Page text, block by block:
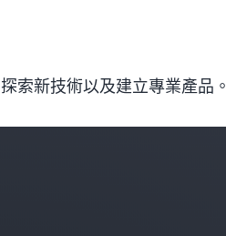
索新技術以及建立專業產品。